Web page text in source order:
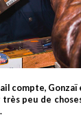
compte, Gonzaï
très peu de